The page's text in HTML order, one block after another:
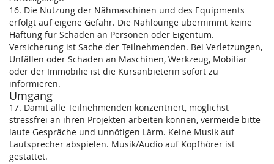
16. Die Nutzung der Nähmaschinen und des Equipments
erfolgt auf eigene Gefahr. Die Nählounge übernimmt keine
Haftung für Schäden an Personen oder Eigentum.
Versicherung ist Sache der Teilnehmenden. Bei Verletzungen,
Unfällen oder Schaden an Maschinen, Werkzeug, Mobiliar
oder der Immobilie ist die Kursanbieterin sofort zu
informieren.
Umgang
17. Damit alle Teilnehmenden konzentriert, möglichst
stressfrei an ihren Projekten arbeiten können, vermeide bitte
laute Gespräche und unnötigen Lärm. Keine Musik auf
Lautsprecher abspielen. Musik/Audio auf Kopfhörer ist
gestattet.